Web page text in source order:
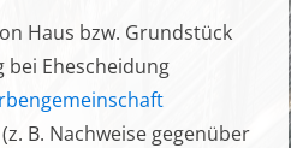
Haus bzw. Grundstück
Ehescheidung
B. Nachweise gegenüber